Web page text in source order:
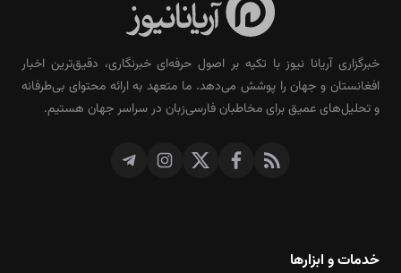
خبرگزاری آریانا نیوز با تکیه بر اصول حرفه‌ای خبرنگاری، دقیق‌ترین اخبار
افغانستان و جهان را پوشش می‌دهد. ما متعهد به ارائه محتوای بی‌طرفانه
و تحلیل‌های عمیق برای مخاطبان فارسی‌زبان در سراسر جهان هستیم.
خدمات و ابزارها